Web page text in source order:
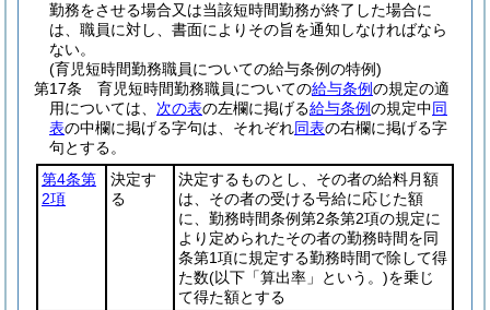
勤務をさせる場合又は当該短時間勤務が終了した場合に
は、職員に対し、書面によりその旨を通知しなければなら
ない。
(育児短時間勤務職員についての給与条例の特例)
第17条
育児短時間勤務職員についての給与条例の規定の適
用については、 次の表の左欄に掲げる給与条例の規定中同
表の中欄に掲げる字句は、それぞれ同表の右欄に掲げる字
句とする。
第4条第
2項
決定す
る
決定するものとし、その者の給料月額
は、その者の受ける号給に応じた額
に、勤務時間条例第2条第2項の規定に
より定められたその者の勤務時間を同
条第1項に規定する勤務時間で除して得
た数(以下「算出率」という。)を乗じ
て得た額とする